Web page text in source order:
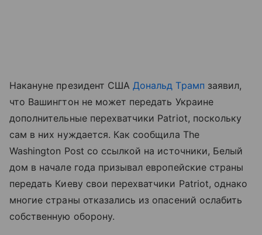
Накануне президент СШАДональд Трамп заявил,
что Вашингтон не может передать Украине
дополнительные перехватчики Patriot, поскольку
сам в них нуждается. Как сообщила The
Washington Post со ссылкой на источники, Белый
дом в начале года призывал европейские страны
передать Киеву свои перехватчики Patriot, однако
многие страны отказались из опасений ослабить
собственную оборону.